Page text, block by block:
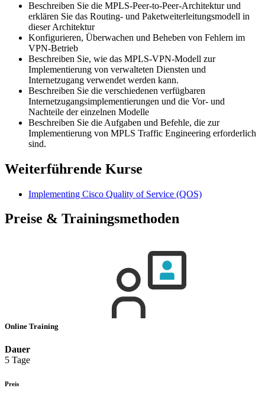
Beschreiben Sie die MPLS-Peer-to-Peer-Architektur und
erklären Sie das Routing- und Paketweiterleitungsmodell in
dieser Architektur
Konfigurieren, Überwachen und Beheben von Fehlern im
VPN-Betrieb
Beschreiben Sie, wie das MPLS-VPN-Modell zur
Implementierung von verwalteten Diensten und
Internetzugang verwendet werden kann.
Beschreiben Sie die verschiedenen verfügbaren
Internetzugangsimplementierungen und die Vor- und
Nachteile der einzelnen Modelle
Beschreiben Sie die Aufgaben und Befehle, die zur
Implementierung von MPLS Traffic Engineering erforderlich
sind.
Weiterführende Kurse
Implementing Cisco Quality of Service (QOS)
Preise & Trainingsmethoden
Online Training
Dauer
5 Tage
Preis